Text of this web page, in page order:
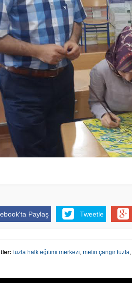
Paylaş Tweetle
tuzla halk eğitimi merkezi, metin çangır tuzla,